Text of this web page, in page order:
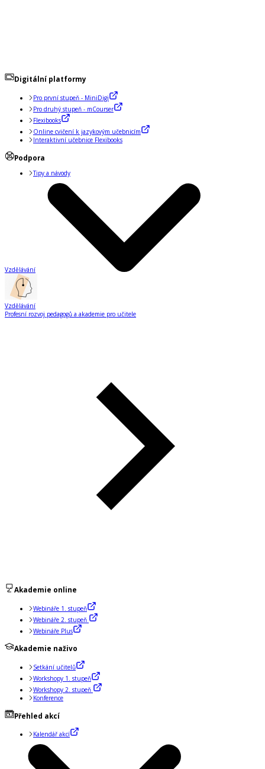
Digitální platformy
Pro první stupeň - MiniDigi
Pro druhý stupeň - mCourser
Flexibooks
Online cvičení k jazykovým učebnicím
Interaktivní učebnice Flexibooks
Podpora
Tipy a návody
Vzdělávání
Vzdělávání
Profesní rozvoj pedagogů a akademie pro učitele
Akademie online
Webináře 1. stupeň
Webináře 2. stupeň
Webináře Plus
Akademie naživo
Setkání učitelů
Workshopy 1. stupeň
Workshopy 2. stupeň
Konference
Přehled akcí
Kalendář akcí